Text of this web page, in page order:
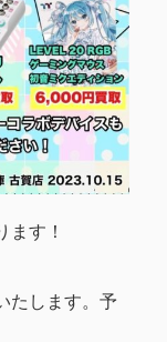
ます！
たします。予